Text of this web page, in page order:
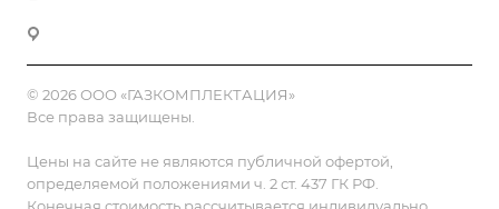
© 2026 ООО «ГАЗКОМПЛЕКТАЦИЯ»
Все права защищены.
Цены на сайте не являются публичной офертой,
определяемой положениями ч. 2 ст. 437 ГК РФ.